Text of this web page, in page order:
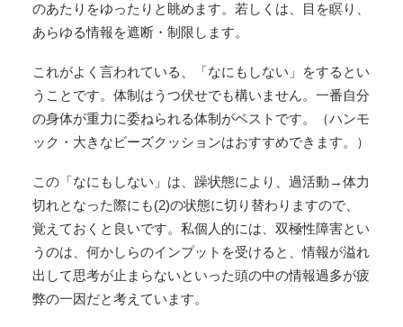
のあたりをゆったりと眺めます。若しくは、目を瞑り、
あらゆる情報を遮断・制限します。
これがよく言われている、「なにもしない」をするとい
うことです。体制はうつ伏せでも構いません。一番自分
の身体が重力に委ねられる体制がベストです。（ハンモ
ック・大きなビーズクッションはおすすめできます。）
この「なにもしない」は、躁状態により、過活動→体力
切れとなった際にも(2)の状態に切り替わりますので、
覚えておくと良いです。私個人的には、双極性障害とい
うのは、何かしらのインプットを受けると、情報が溢れ
出して思考が止まらないといった頭の中の情報過多が疲
弊の一因だと考えています。